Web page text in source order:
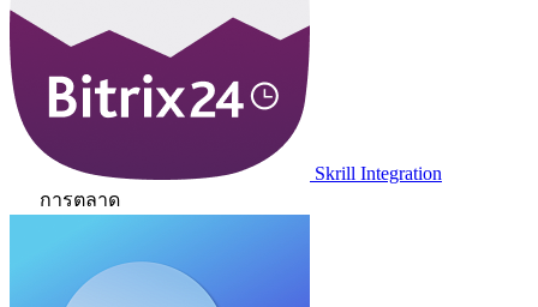
Skrill Integration
การตลาด